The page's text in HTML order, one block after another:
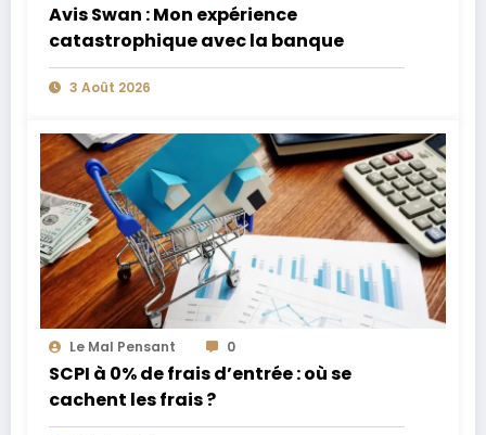
Avis Swan : Mon expérience
catastrophique avec la banque
3 Août 2026
Le Mal Pensant 0
SCPI à 0% de frais d’entrée : où se
cachent les frais ?